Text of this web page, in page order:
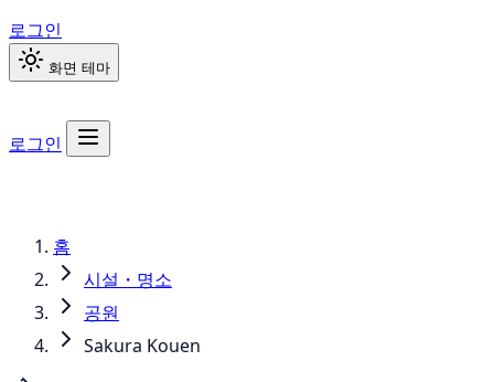
로그인
화면 테마
로그인
홈
시설・명소
공원
Sakura Kouen